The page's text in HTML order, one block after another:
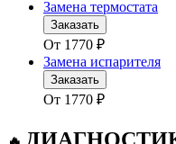
Замена термостата
Заказать
От 1770 ₽
Замена испарителя
Заказать
От 1770 ₽